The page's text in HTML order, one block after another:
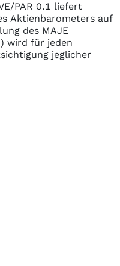
PAR 0.1 liefert
Aktienbarometers auf
des MAJE
wird für jeden
jeglicher